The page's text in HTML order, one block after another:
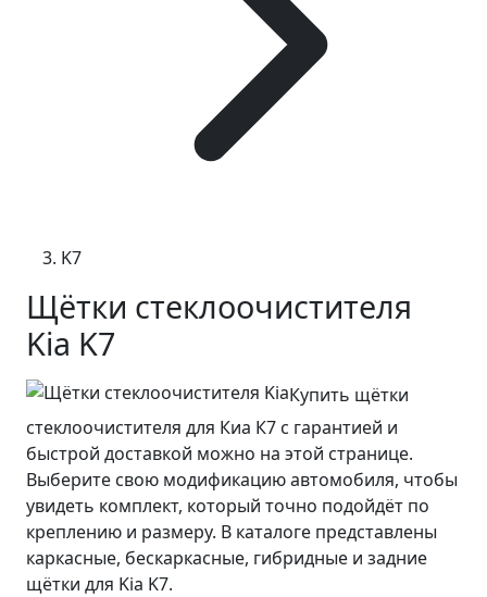
K7
Щётки стеклоочистителя
Kia K7
Купить щётки
стеклоочистителя для Киа К7 с гарантией и
быстрой доставкой можно на этой странице.
Выберите свою модификацию автомобиля, чтобы
увидеть комплект, который точно подойдёт по
креплению и размеру. В каталоге представлены
каркасные, бескаркасные, гибридные и задние
щётки для Kia K7.